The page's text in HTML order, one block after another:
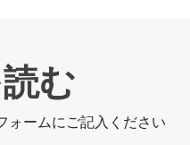
む
ォームにご記入ください